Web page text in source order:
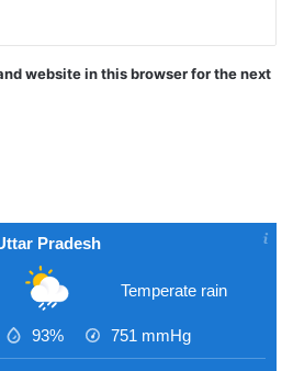
website in this browser for the next
Pradesh
Temperate rain
93% 751 mmHg